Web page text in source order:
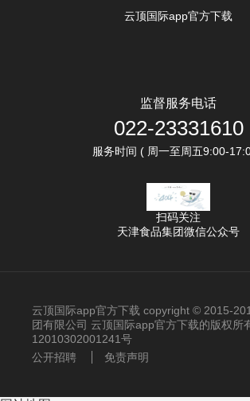
云顶国际app官方下载
监督服务电话
022-23331610
服务时间 ( 周一至周五9:00-
扫码关注
天津食品集团微信公众号
云顶国际app官方下载 copyright © 2015-
团有限公司 云顶国际app官方下载的版权所
12010302001241号
公开招聘
免责声明